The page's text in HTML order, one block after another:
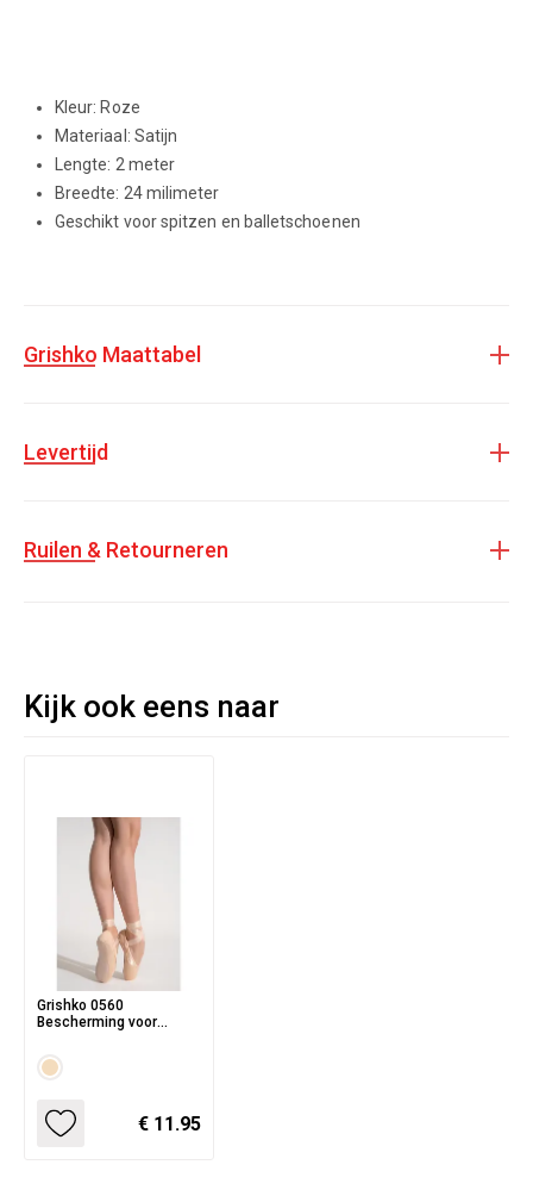
Kleur: Roze
Materiaal: Satijn
Lengte: 2 meter
Breedte: 24 milimeter
Geschikt voor spitzen en balletschoenen
Grishko Maattabel
Levertijd
Ruilen & Retourneren
Kijk ook eens naar
Grishko 0560
Bescherming voor
€ 11.95